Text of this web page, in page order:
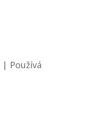
| Používá